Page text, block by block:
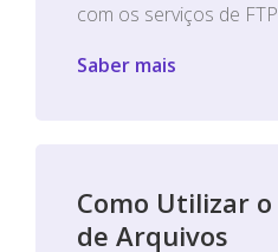
com os serviços de
Saber mais
Como Utilizar
de Arquivos